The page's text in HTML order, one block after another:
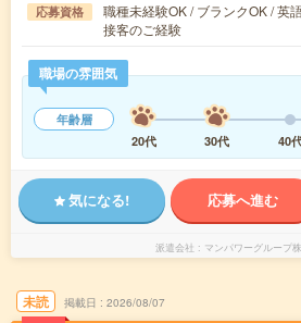
応募資格
職種未経験OK / ブランクOK / 英
接客のご経験
職場の雰囲気
年齢層
20代
30代 40
気になる! 応募へ進む
派遣会社 マンパワーグループ
未読 掲載日 2026/08/07